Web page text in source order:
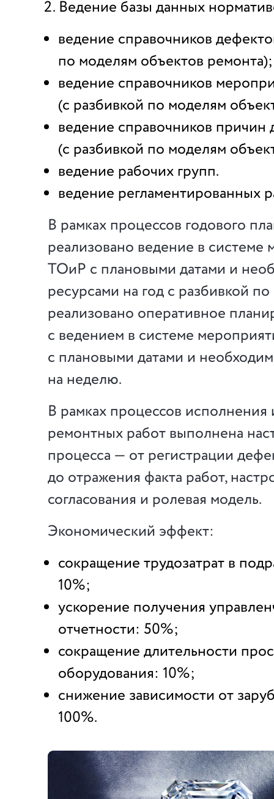
Ведение базы данных
ведение справочников
по моделям объектов ремонта);
ведение справочников
(с разбивкой по моделям
ведение справочников причин
(с разбивкой по моделям
ведение рабочих групп.
ведение регламентированных
В рамках процессов годового
реализовано ведение в системе
ТОиР с плановыми датами и
ресурсами на год с разбивкой
реализовано оперативное
с ведением в системе
с плановыми датами и
на неделю.
В рамках процессов исполнения
ремонтных работ выполнена
процесса — от регистрации
до отражения факта работ,
согласования и ролевая модель.
Экономический эффект:
сокращение трудозатрат в
10%;
ускорение получения
отчетности: 50%;
сокращение длительности
оборудования: 10%;
снижение зависимости от
100%.